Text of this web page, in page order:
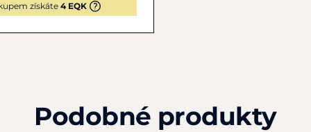
získáte4 EQK
Podobné produkty